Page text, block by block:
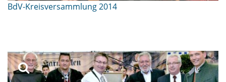
BdV-Kreisversammlung 2014